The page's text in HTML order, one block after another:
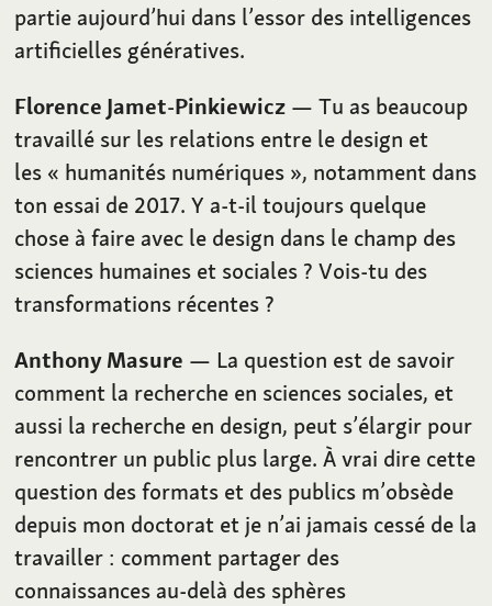
partie aujourd’hui dans l’essor des intelligences
artificielles génératives.
Florence Jamet-Pinkiewicz — Tu as beaucoup
travaillé sur les relations entre le design et
les « humanités numériques », notamment dans
ton essai de 2017. Y a-t-il toujours quelque
chose à faire avec le design dans le champ des
sciences humaines et sociales ? Vois-tu des
transformations récentes ?
Anthony Masure — La question est de savoir
comment la recherche en sciences sociales, et
aussi la recherche en design, peut s’élargir pour
rencontrer un public plus large. À vrai dire cette
question des formats et des publics m’obsède
depuis mon doctorat et je n’ai jamais cessé de la
travailler : comment partager des
connaissances au-delà des sphères